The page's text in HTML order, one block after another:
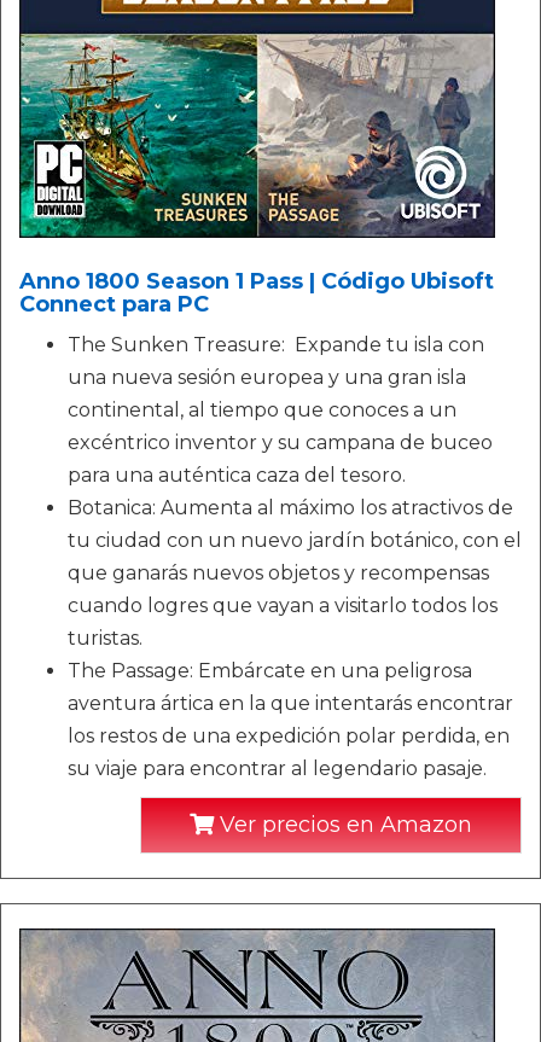
Anno 1800 Season 1 Pass | Código Ubisoft
Connect para PC
The Sunken Treasure: Expande tu isla con
una nueva sesión europea y una gran isla
continental, al tiempo que conoces a un
excéntrico inventor y su campana de buceo
para una auténtica caza del tesoro.
Botanica: Aumenta al máximo los atractivos de
tu ciudad con un nuevo jardín botánico, con el
que ganarás nuevos objetos y recompensas
cuando logres que vayan a visitarlo todos los
turistas.
The Passage: Embárcate en una peligrosa
aventura ártica en la que intentarás encontrar
los restos de una expedición polar perdida, en
su viaje para encontrar al legendario pasaje.
Ver precios en Amazon